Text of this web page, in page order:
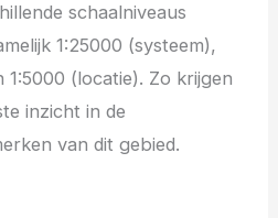
schaalniveaus
1:25000 (systeem),
1:5000 (locatie). Zo krijgen
inzicht in de
van dit gebied.